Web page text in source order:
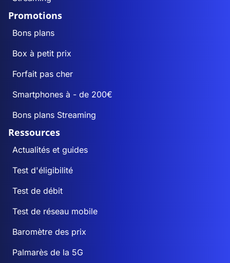
Promotions
Bons plans
Box à petit prix
Forfait pas cher
Smartphones à - de 200€
Bons plans Streaming
Ressources
Actualités et guides
Test d'éligibilité
Test de débit
Test de réseau mobile
Baromètre des prix
Palmarès de la 5G